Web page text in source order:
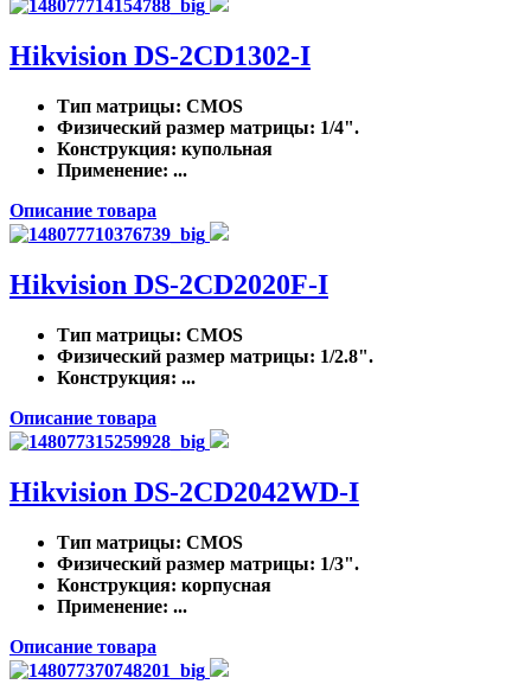
Hikvision DS-2CD1302-I
Тип матрицы: CMOS
Физический размер матрицы: 1/4".
Конструкция: купольная
Применение: ...
Описание товара
Hikvision DS-2CD2020F-I
Тип матрицы: CMOS
Физический размер матрицы: 1/2.8".
Конструкция: ...
Описание товара
Hikvision DS-2CD2042WD-I
Тип матрицы: CMOS
Физический размер матрицы: 1/3".
Конструкция: корпусная
Применение: ...
Описание товара